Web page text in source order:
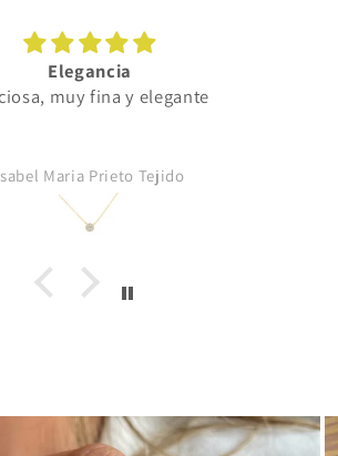
Elegancia
muy fina y elegante
Maria Prieto Tejido